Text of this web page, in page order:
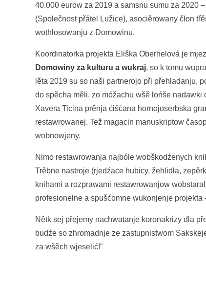
40.000 eurow za 2019 a samsnu sumu za 2020
(Společnost přátel Lužice), asociěrowany čłon
wothłosowanju z Domowinu.
Koordinatorka projekta Eliška Oberhelová je
Domowiny za kulturu a wukraj, so k tomu
lěta 2019 su so naši partnerojo při přehladanju,
do spěcha měli, zo móžachu wšě lońše nadawki
Xavera Ticina prěnja ćišćana hornojoserbska
restawrowanej. Tež magacin manuskriptow
wobnowjeny.
Nimo restawrowanja najbóle wobškodźenych
Trěbne nastroje (rjedźace hubicy, žehlidła,
knihami a rozprawami restawrowanjow
profesionelne a spušćomne wukonjenje
Nětk sej přejemy nachwatanje koronakrizy dla
budźe so zhromadnje ze zastupnistwom
za wšěch wjeselić!”